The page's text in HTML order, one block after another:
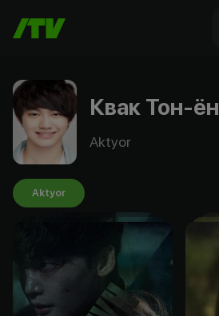
Квак Тон-ён
Aktyor
Aktyor